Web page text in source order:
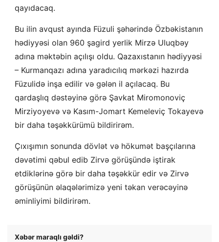
qayıdacaq.
Bu ilin avqust ayında Füzuli şəhərində Özbəkistanın
hədiyyəsi olan 960 şagird yerlik Mirzə Uluqbəy
adına məktəbin açılışı oldu. Qazaxıstanın hədiyyəsi
– Kurmanqazı adına yaradıcılıq mərkəzi hazırda
Füzulidə inşa edilir və gələn il açılacaq. Bu
qardaşlıq dəstəyinə görə Şavkat Miromonoviç
Mirziyoyevə və Kasım-Jomart Kemeleviç Tokayevə
bir daha təşəkkürümü bildirirəm.
Çıxışımın sonunda dövlət və hökumət başçılarına
dəvətimi qəbul edib Zirvə görüşündə iştirak
etdiklərinə görə bir daha təşəkkür edir və Zirvə
görüşünün əlaqələrimizə yeni təkan verəcəyinə
əminliyimi bildirirəm.
Xəbər maraqlı gəldi?